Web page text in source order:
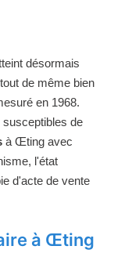
désormais
de même bien
en 1968.
de
à Œting avec
l'état
d'acte de vente
à Œting